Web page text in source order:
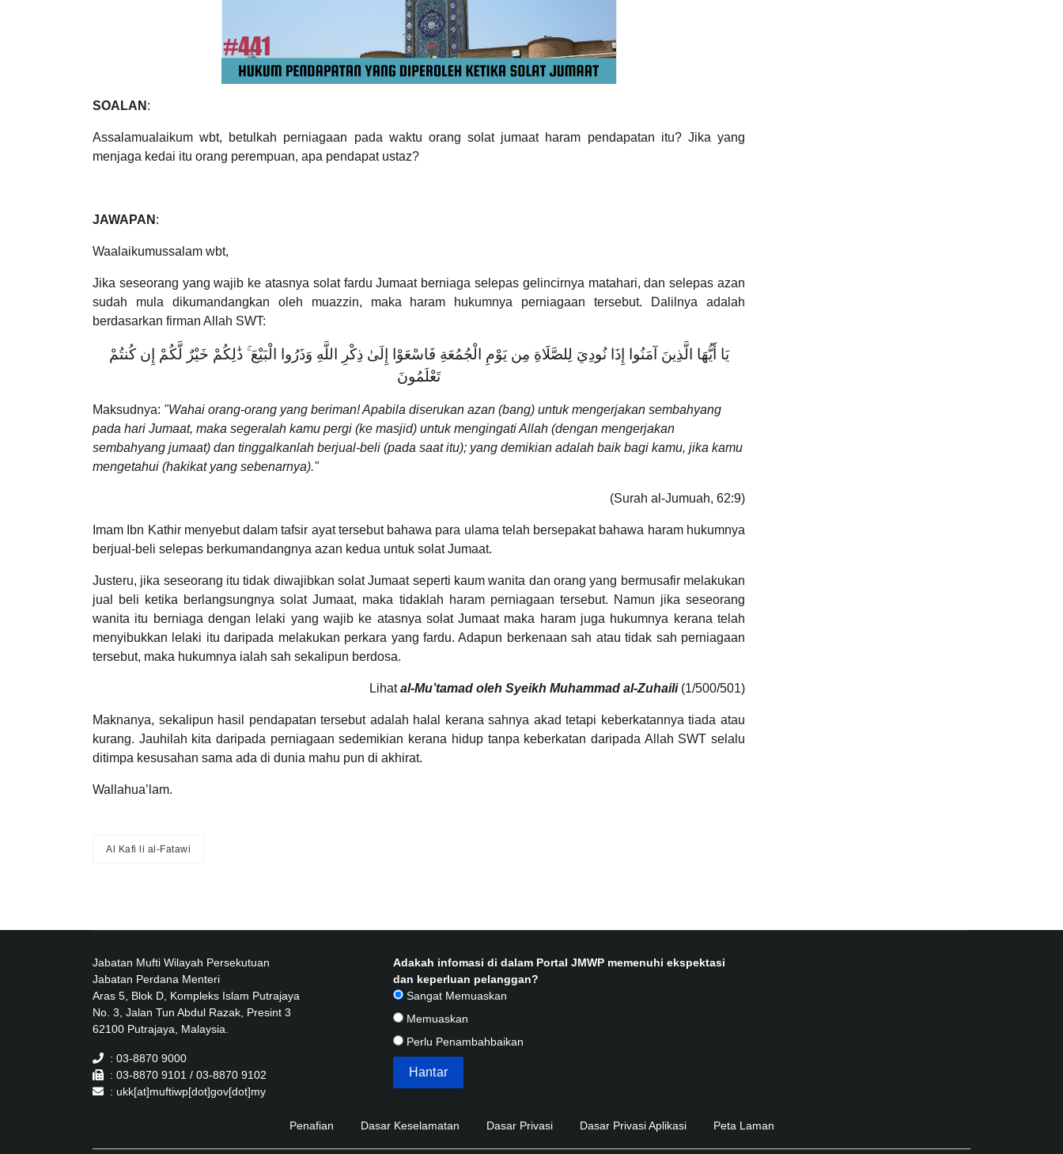
SOALAN :
Assalamualaikum wbt, betulkah perniagaan pada waktu orang solat jumaat haram pendapatan itu? Jika yang
menjaga kedai itu orang perempuan, apa pendapat ustaz?
JAWAPAN :
Waalaikumussalam wbt,
Jika seseorang yang wajib ke atasnya solat fardu Jumaat berniaga selepas gelincirnya matahari, dan selepas azan
sudah mula dikumandangkan oleh muazzin, maka haram hukumnya perniagaan tersebut. Dalilnya adalah
berdasarkan firman Allah SWT:
يَا أَيُّهَا الَّذِينَ آمَنُوا إِذَا نُودِيَ لِلصَّلَاةِ مِن يَوْمِ الْجُمُعَةِ فَاسْعَوْا إِلَىٰ ذِكْرِ اللَّهِ وَذَرُوا الْبَيْعَ ۚ ذَٰلِكُمْ خَيْرٌ لَّكُمْ إِن كُنتُمْ
تَعْلَمُونَ
Maksudnya: "Wahai orang-orang yang beriman! Apabila diserukan azan (bang) untuk mengerjakan sembahyang
pada hari Jumaat, maka segeralah kamu pergi (ke masjid) untuk mengingati Allah (dengan mengerjakan
sembahyang jumaat) dan tinggalkanlah berjual-beli (pada saat itu); yang demikian adalah baik bagi kamu, jika kamu
mengetahui (hakikat yang sebenarnya)."
(Surah al-Jumuah, 62:9)
Imam Ibn Kathir menyebut dalam tafsir ayat tersebut bahawa para ulama telah bersepakat bahawa haram hukumnya
berjual-beli selepas berkumandangnya azan kedua untuk solat Jumaat.
Justeru, jika seseorang itu tidak diwajibkan solat Jumaat seperti kaum wanita dan orang yang bermusafir melakukan
jual beli ketika berlangsungnya solat Jumaat, maka tidaklah haram perniagaan tersebut. Namun jika seseorang
wanita itu berniaga dengan lelaki yang wajib ke atasnya solat Jumaat maka haram juga hukumnya kerana telah
menyibukkan lelaki itu daripada melakukan perkara yang fardu. Adapun berkenaan sah atau tidak sah perniagaan
tersebut, maka hukumnya ialah sah sekalipun berdosa.
Lihatal-Mu’tamad oleh Syeikh Muhammad al-Zuhaili (1/500/501)
Maknanya, sekalipun hasil pendapatan tersebut adalah halal kerana sahnya akad tetapi keberkatannya tiada atau
kurang. Jauhilah kita daripada perniagaan sedemikian kerana hidup tanpa keberkatan daripada Allah SWT selalu
ditimpa kesusahan sama ada di dunia mahu pun di akhirat.
Wallahua’lam.
Al Kafi li al-Fatawi
Jabatan Mufti Wilayah Persekutuan
Jabatan Perdana Menteri
Aras 5, Blok D, Kompleks Islam Putrajaya
No. 3, Jalan Tun Abdul Razak, Presint 3
62100 Putrajaya, Malaysia.
: 03-8870 9000
: 03-8870 9101 / 03-8870 9102
: ukk[at]muftiwp[dot]gov[dot]my
Adakah infomasi di dalam Portal JMWP memenuhi ekspektasi
dan keperluan pelanggan?
Sangat Memuaskan
Memuaskan
Perlu Penambahbaikan
Penafian Dasar Keselamatan Dasar Privasi Dasar Privasi Aplikasi Peta Laman